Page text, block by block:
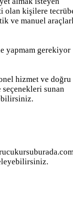
olan kişilere
ve manuel
yapmam gerekiyor
hizmet ve doğru
seçenekleri sunan